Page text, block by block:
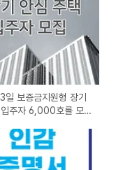
일 보증금지원형 장기
입주자 6,000호를 모집